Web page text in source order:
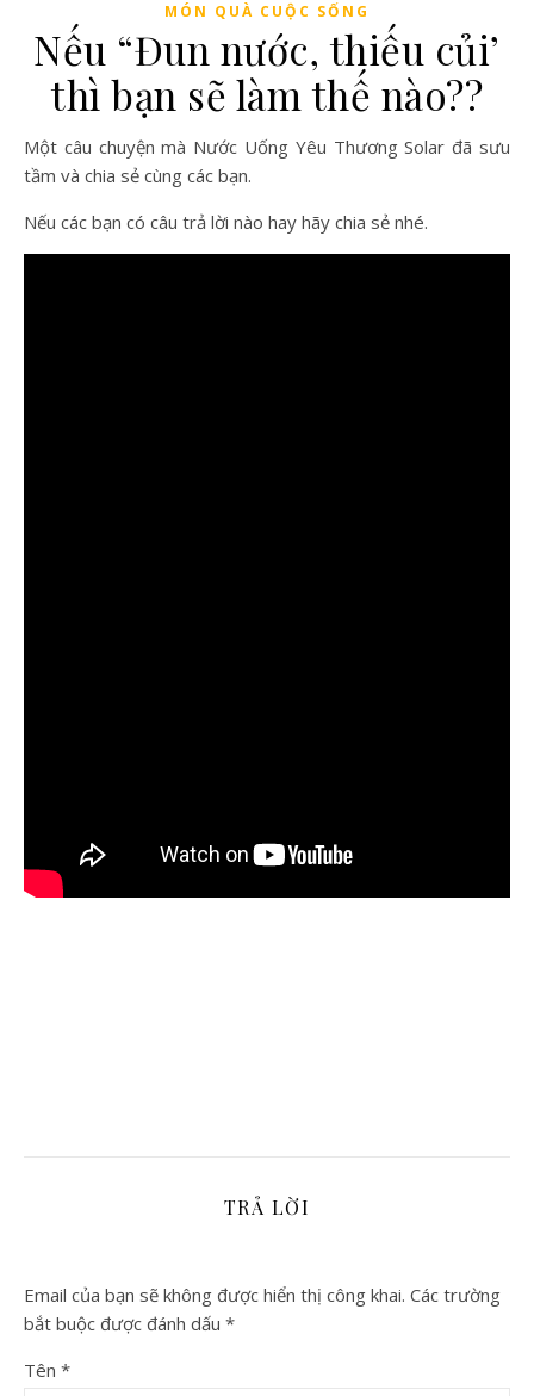
MÓN QUÀ CUỘC SỐNG
Nếu “Đun nước, thiếu củi’
thì bạn sẽ làm thế nào??
Một câu chuyện mà Nước Uống Yêu Thương Solar đã sưu
tầm và chia sẻ cùng các bạn.
Nếu các bạn có câu trả lời nào hay hãy chia sẻ nhé.
TRẢ LỜI
Email của bạn sẽ không được hiển thị công khai. Các trường
bắt buộc được đánh dấu *
Tên *